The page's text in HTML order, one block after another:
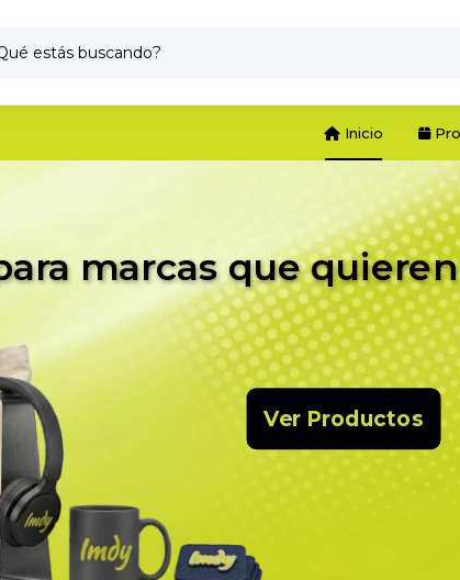
Inicio
marcas que
Ver Productos